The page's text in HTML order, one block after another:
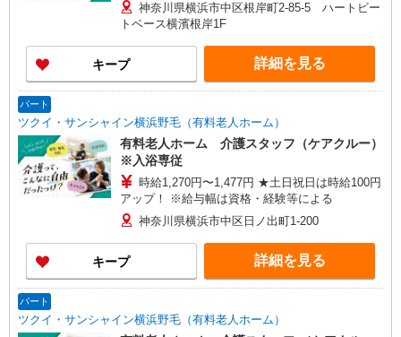
神奈川県横浜市中区根岸町2-85-5 ハートビー
トベース横濱根岸1F
キープ 詳細を見る
パート
ツクイ・サンシャイン横浜野毛（有料老人ホーム）
有料老人ホーム 介護スタッフ（ケアクルー）
※入浴専従
時給1,270円〜1,477円 ★土日祝日は時給100円
アップ！ ※給与幅は資格・経験等による
神奈川県横浜市中区日ノ出町1-200
キープ 詳細を見る
パート
ツクイ・サンシャイン横浜野毛（有料老人ホーム）